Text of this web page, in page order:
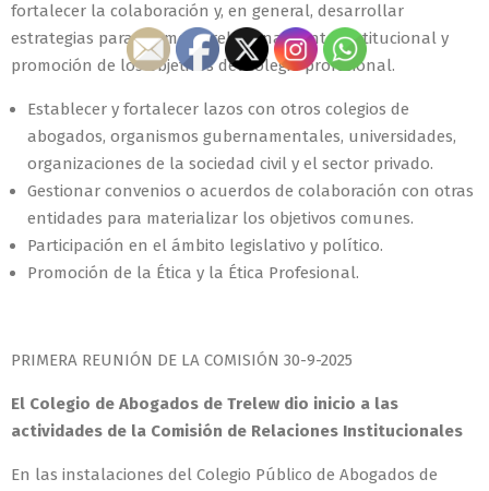
fortalecer la colaboración y, en general, desarrollar
estrategias para un mejor relacionamiento institucional y
promoción de los objetivos del colegio profesional.
Establecer y fortalecer lazos con otros colegios de
abogados, organismos gubernamentales, universidades,
organizaciones de la sociedad civil y el sector privado.
Gestionar convenios o acuerdos de colaboración con otras
entidades para materializar los objetivos comunes.
Participación en el ámbito legislativo y político.
Promoción de la Ética y la Ética Profesional.
PRIMERA REUNIÓN DE LA COMISIÓN 30-9-2025
El Colegio de Abogados de Trelew dio inicio a las
actividades de la Comisión de Relaciones Institucionales
En las instalaciones del Colegio Público de Abogados de